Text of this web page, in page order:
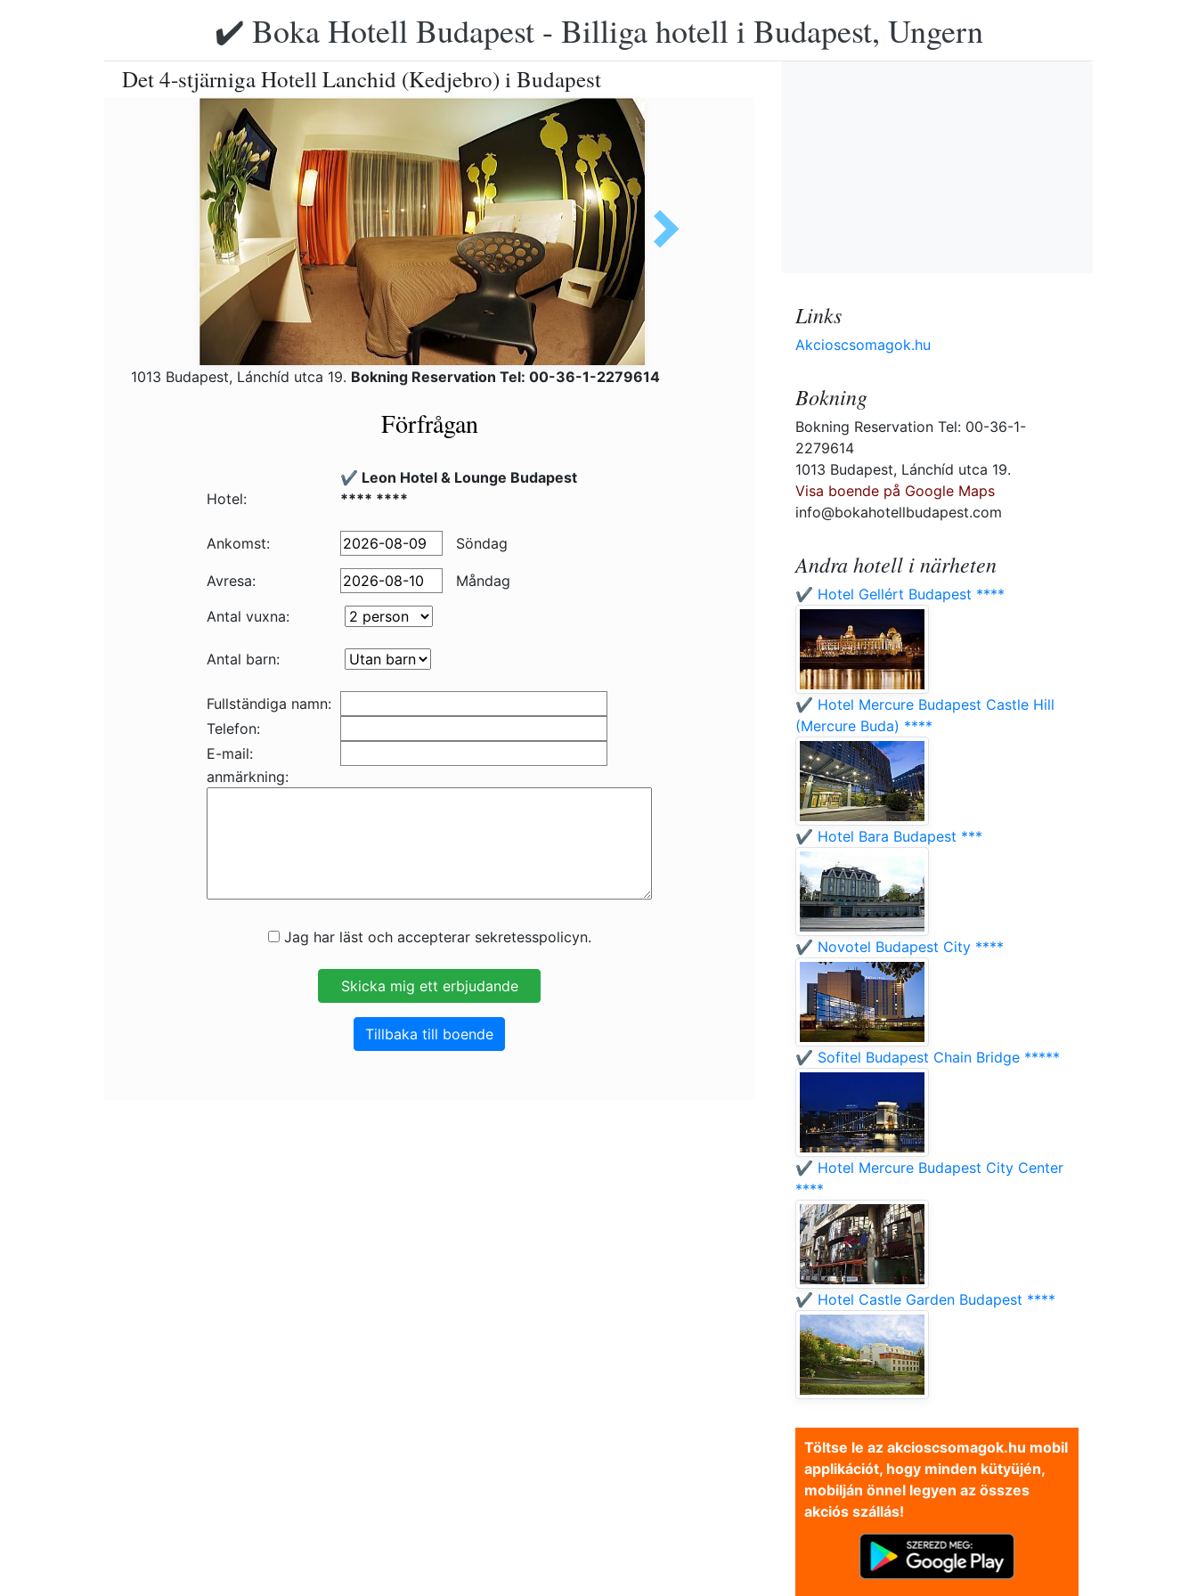
✔️ Boka Hotell Budapest - Billiga hotell i Budapest, Ungern
Det 4-stjärniga Hotell Lanchid (Kedjebro) i Budapest
1013 Budapest, Lánchíd utca 19. Bokning Reservation Tel: 00-36-1-2279614
Förfrågan
Hotel:
✔️ Leon Hotel & Lounge Budapest
**** ****
Ankomst: Söndag
Avresa:
Måndag
Antal vuxna:
Antal barn:
Fullständiga namn:
Telefon:
E-mail:
anmärkning:
Jag har läst och accepterar sekretesspolicyn.
Tillbaka till boende
Links
Akcioscsomagok.hu
Bokning
Bokning Reservation Tel: 00-36-1-
2279614
1013 Budapest, Lánchíd utca 19.
Visa boende på Google Maps
info@bokahotellbudapest.com
Andra hotell i närheten
✔️ Hotel Gellért Budapest ****
✔️ Hotel Mercure Budapest Castle Hill
(Mercure Buda) ****
✔️ Hotel Bara Budapest ***
✔️ Novotel Budapest City ****
✔️ Sofitel Budapest Chain Bridge *****
✔️ Hotel Mercure Budapest City Center
****
✔️ Hotel Castle Garden Budapest ****
Töltse le az akcioscsomagok.hu mobil
applikációt, hogy minden kütyüjén,
mobilján önnel legyen az összes
akciós szállás!